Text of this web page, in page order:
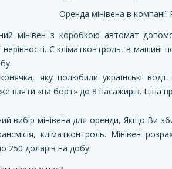
Оренда мінівена в
мінівен з коробкою автомат
нерівності. Є кліматконтроль, в машині
яку полюбили українські
взяти «на борт» до 8 пасажирів. Ціна
вибір мінівена для оренди, Якщо Ви
кліматконтроль. Мінівен
250 доларів на добу.